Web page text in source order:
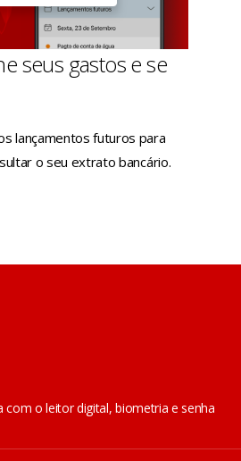
seus gastos e se
lançamentos futuros para
o seu extrato bancário.
com o leitor digital, biometria e senha